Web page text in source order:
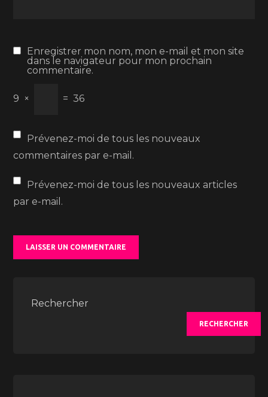
Enregistrer mon nom, mon e-mail et mon site
dans le navigateur pour mon prochain
commentaire.
9 × = 36
Prévenez-moi de tous les nouveaux
commentaires par e-mail.
Prévenez-moi de tous les nouveaux articles
par e-mail.
Rechercher
RECHERCHER